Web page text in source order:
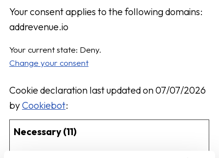
Your consent applies to the following domains:
addrevenue.io
Your current state: Deny.
Change your consent
Cookie declaration last updated on 07/07/2026
byCookiebot:
Necessary (11)